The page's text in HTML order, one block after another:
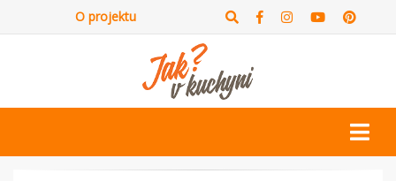
O projektu